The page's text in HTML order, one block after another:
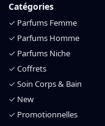
Catégories
✓ Parfums Femme
✓ Parfums Homme
✓ Parfums Niche
✓ Coffrets
✓ Soin Corps & Bain
✓ New
✓ Promotionnelles